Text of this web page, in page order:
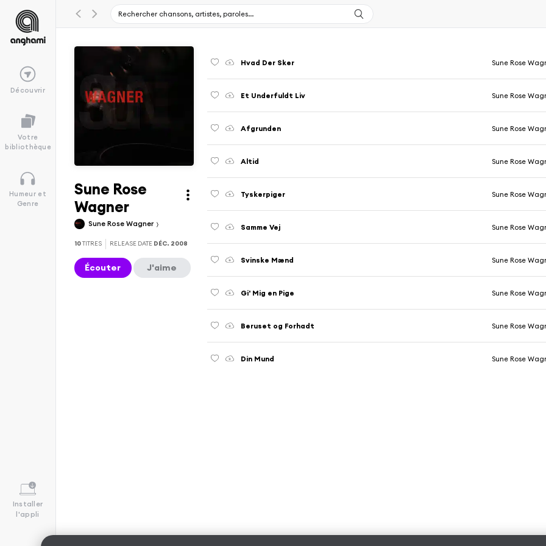
Découvrir
Votre
bibliothèque
Humeur et
Genre
Installer
l'appli
Sune Rose
Wagner
Sune Rose Wagner
10TITRES RELEASE DATE DÉC. 2008
Écouter J'aime
Hvad Der Sker Sune Rose
Et Underfuldt Liv Sune Rose
Afgrunden Sune Rose
Altid Sune Rose
Tyskerpiger Sune Rose
Samme Vej Sune Rose
Svinske Mænd Sune Rose
Gi' Mig en Pige Sune Rose
Beruset og Forhadt Sune Rose
Din Mund Sune Rose